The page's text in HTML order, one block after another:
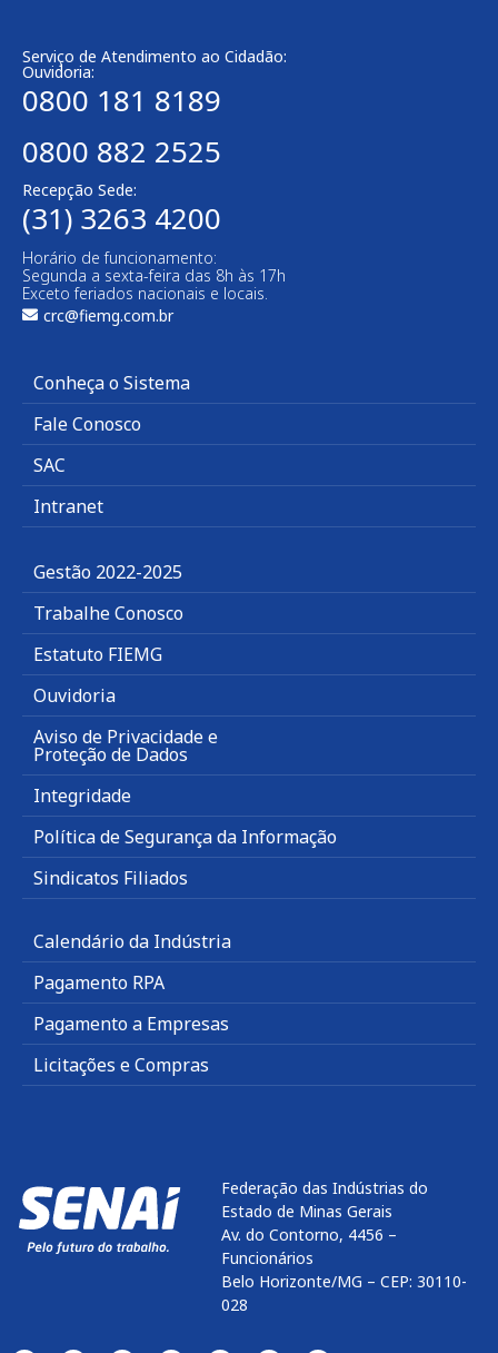
Serviço de Atendimento ao Cidadão:
Ouvidoria:
0800 181 8189
0800 882 2525
Recepção Sede:
(31) 3263 4200
Horário de funcionamento:
Segunda a sexta-feira das 8h às 17h
Exceto feriados nacionais e locais.
crc@fiemg.com.br
Conheça o Sistema
Fale Conosco
SAC
Intranet
Gestão 2022-2025
Trabalhe Conosco
Estatuto FIEMG
Ouvidoria
Aviso de Privacidade e
Proteção de Dados
Integridade
Política de Segurança da Informação
Sindicatos Filiados
Calendário da Indústria
Pagamento RPA
Pagamento a Empresas
Licitações e Compras
Federação das Indústrias do
Estado de Minas Gerais
Av. do Contorno, 4456 –
Funcionários
Belo Horizonte/MG – CEP: 30110-
028